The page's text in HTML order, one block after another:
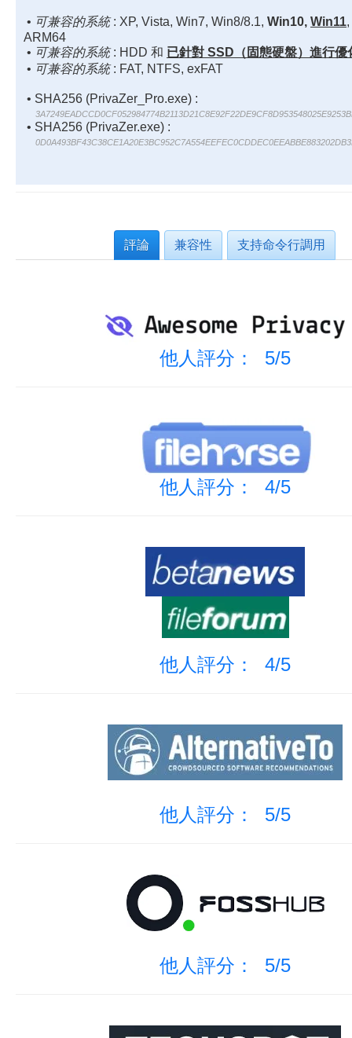
• 可兼容的系統: XP, Vista, Win7, Win8/8.1, Win10, Win11
ARM64
• 可兼容的系統: HDD 和 已針對 SSD（固態硬盤）進行優
• 可兼容的系統: FAT, NTFS, exFAT
• SHA256 (PrivaZer_Pro.exe) :
• SHA256 (PrivaZer.exe) :
評論 兼容性 支持命令行調用
他人評分： 5/5
他人評分： 4/5
他人評分： 4/5
他人評分： 5/5
他人評分： 5/5